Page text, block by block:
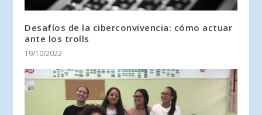
Desafíos de la ciberconvivencia: cómo actuar
ante los trolls
19/10/2022